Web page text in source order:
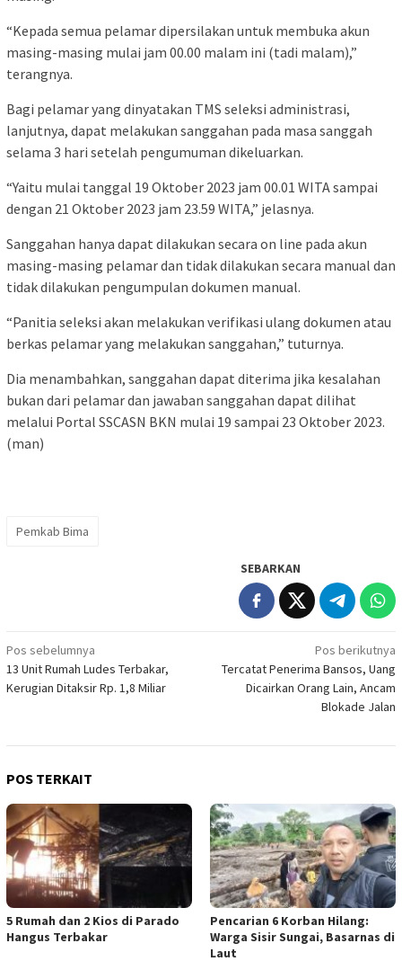
“Kepada semua pelamar dipersilakan untuk membuka akun
masing-masing mulai jam 00.00 malam ini (tadi malam),”
terangnya.
Bagi pelamar yang dinyatakan TMS seleksi administrasi,
lanjutnya, dapat melakukan sanggahan pada masa sanggah
selama 3 hari setelah pengumuman dikeluarkan.
“Yaitu mulai tanggal 19 Oktober 2023 jam 00.01 WITA sampai
dengan 21 Oktober 2023 jam 23.59 WITA,” jelasnya.
Sanggahan hanya dapat dilakukan secara on line pada akun
masing-masing pelamar dan tidak dilakukan secara manual dan
tidak dilakukan pengumpulan dokumen manual.
“Panitia seleksi akan melakukan verifikasi ulang dokumen atau
berkas pelamar yang melakukan sanggahan,” tuturnya.
Dia menambahkan, sanggahan dapat diterima jika kesalahan
bukan dari pelamar dan jawaban sanggahan dapat dilihat
melalui Portal SSCASN BKN mulai 19 sampai 23 Oktober 2023.
(man)
Pemkab Bima
SEBARKAN
Navigasi
pos
Pos sebelumnya
13 Unit Rumah Ludes Terbakar,
Kerugian Ditaksir Rp. 1,8 Miliar
Pos berikutnya
Tercatat Penerima Bansos, Uang
Dicairkan Orang Lain, Ancam
Blokade Jalan
POS TERKAIT
5 Rumah dan 2 Kios di Parado
Hangus Terbakar
Pencarian 6 Korban Hilang:
Warga Sisir Sungai, Basarnas di
Laut